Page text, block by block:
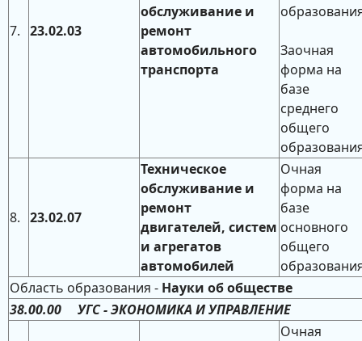
7. 23.02.03
обслуживание и
ремонт
автомобильного
транспорта
Заочная
форма на
базе
среднего
общего
8. 23.02.07
Техническое
обслуживание и
ремонт
двигателей, систем
и агрегатов
автомобилей
Очная
форма на
базе
основного
общего
Область образования - Науки об обществе
38.00.00 УГС - ЭКОНОМИКА И УПРАВЛЕНИЕ
Очная